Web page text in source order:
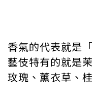
香氣的代表就是
藝伎特有的就是
玫瑰、薰衣草、